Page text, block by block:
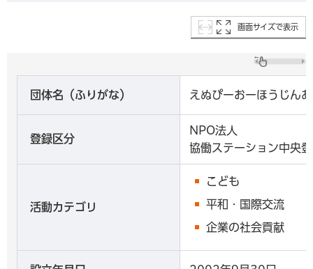
画面サイズで表示
団体名（ふりがな） えぬぴーおーほうじん
登録区分
NPO法人
協働ステーション中央
活動カテゴリ
こども
平和・国際交流
企業の社会貢献